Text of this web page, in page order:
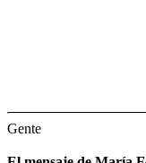
Gente